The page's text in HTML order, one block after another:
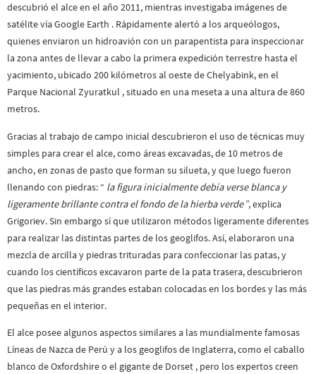
descubrió el alce en el año 2011, mientras investigaba imágenes de
satélite vía Google Earth . Rápidamente alertó a los arqueólogos,
quienes enviaron un hidroavión con un parapentista para inspeccionar
la zona antes de llevar a cabo la primera expedición terrestre hasta el
yacimiento, ubicado 200 kilómetros al oeste de Chelyabink, en el
Parque Nacional Zyuratkul , situado en una meseta a una altura de 860
metros.
Gracias al trabajo de campo inicial descubrieron el uso de técnicas muy
simples para crear el alce, como áreas excavadas, de 10 metros de
ancho, en zonas de pasto que forman su silueta, y que luego fueron
llenando con piedras: “ la figura inicialmente debía verse blanca y
ligeramente brillante contra el fondo de la hierba verde”, explica
Grigoriev. Sin embargo sí que utilizaron métodos ligeramente diferentes
para realizar las distintas partes de los geoglifos. Así, elaboraron una
mezcla de arcilla y piedras trituradas para confeccionar las patas, y
cuando los científicos excavaron parte de la pata trasera, descubrieron
que las piedras más grandes estaban colocadas en los bordes y las más
pequeñas en el interior.
El alce posee algunos aspectos similares a las mundialmente famosas
Líneas de Nazca de Perú y a los geoglifos de Inglaterra, como el caballo
blanco de Oxfordshire o el gigante de Dorset , pero los expertos creen